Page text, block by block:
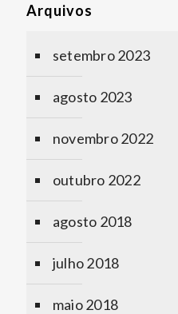
Arquivos
setembro 2023
agosto 2023
novembro 2022
outubro 2022
agosto 2018
julho 2018
maio 2018